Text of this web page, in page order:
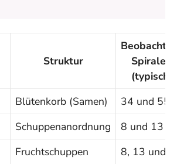
Struktur
Spiralen
(typisch)
Blütenkorb (Samen)
34 und 55
Schuppenanordnung
8 und 13
Fruchtschuppen
8, 13 und